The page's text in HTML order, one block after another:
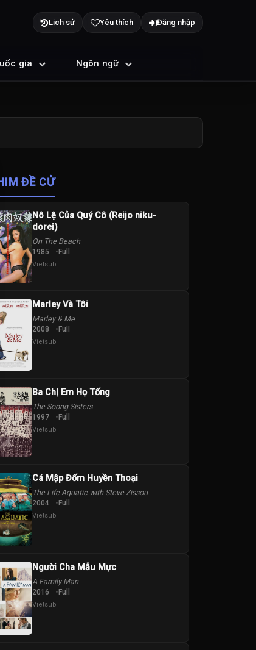
Lịch sử Yêu thích Đăng nhập
gia Ngôn ngữ
ĐỀ CỬ
Nô Lệ Của Quý Cô (Reijo niku-
dorei)
On The Beach
1985 Full
Vietsub
Marley Và Tôi
Marley & Me
2008 Full
Vietsub
Ba Chị Em Họ Tống
The Soong Sisters
1997 Full
Vietsub
Cá Mập Đốm Huyền Thoại
The Life Aquatic with Steve Zissou
2004 Full
Vietsub
Người Cha Mẫu Mực
A Family Man
2016 Full
Vietsub